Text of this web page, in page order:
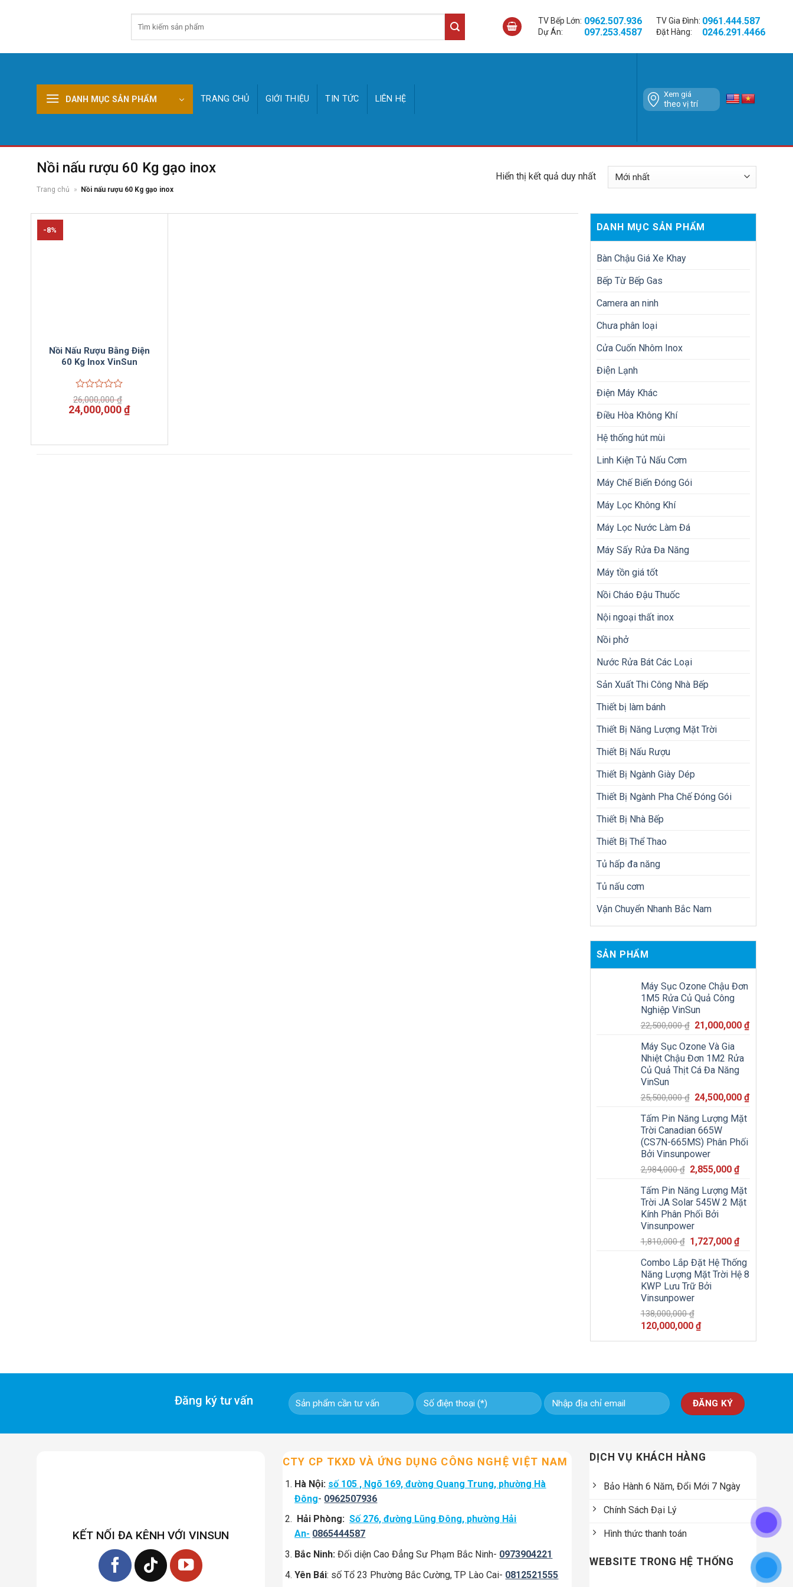
kiếm:
TV Bếp Lớn: 0962.507.936 TV Gia Đình: 0961.444.587
Dự Án: 097.253.4587 Đặt Hàng: 0246.291.4466
DANH MỤC SẢN PHẨM TRANG CHỦ GIỚI THIỆU TIN TỨC LIÊN HỆ Xem giá
theo vị trí
Nồi nấu rượu 60 Kg gạo inox
Trang chủ » Nồi nấu rượu 60 Kg gạo inox
Hiển thị kết quả duy nhất
-8%
Nồi Nấu Rượu Bằng Điện
60 Kg Inox VinSun
Được
xếp
hạng
sao
26,000,000₫
Giá
gốc
24,000,000₫Giá
DANH MỤC SẢN PHẨM
Bàn Chậu Giá Xe Khay
Bếp Từ Bếp Gas
Camera an ninh
Chưa phân loại
Cửa Cuốn Nhôm Inox
Điện Lạnh
Điện Máy Khác
Điều Hòa Không Khí
Hệ thống hút mùi
Linh Kiện Tủ Nấu Cơm
Máy Chế Biến Đóng Gói
Máy Lọc Không Khí
Máy Lọc Nước Làm Đá
Máy Sấy Rửa Đa Năng
Máy tồn giá tốt
Nồi Cháo Đậu Thuốc
Nội ngoại thất inox
Nồi phở
Nước Rửa Bát Các Loại
Sản Xuất Thi Công Nhà Bếp
Thiết bị làm bánh
Thiết Bị Năng Lượng Mặt Trời
Thiết Bị Nấu Rượu
Thiết Bị Ngành Giày Dép
Thiết Bị Ngành Pha Chế Đóng Gói
Thiết Bị Nhà Bếp
Thiết Bị Thể Thao
Tủ hấp đa năng
Tủ nấu cơm
Vận Chuyển Nhanh Bắc Nam
SẢN PHẨM
Máy Sục Ozone Chậu Đơn
1M5 Rửa Củ Quả Công
Nghiệp VinSun
22,500,000₫ Giá
là:
22,500,000 ₫.
21,000,000₫Giá
Máy Sục Ozone Và Gia
Nhiệt Chậu Đơn 1M2 Rửa
Củ Quả Thịt Cá Đa Năng
VinSun
25,500,000₫ Giá
là:
25,500,000 ₫.
24,500,000₫Giá
Tấm Pin Năng Lượng Mặt
Trời Canadian 665W
(CS7N-665MS) Phân Phối
Bởi Vinsunpower
2,984,000₫ Giá
là:
2,984,000 ₫.
2,855,000₫Giá
tại
là:
Tấm Pin Năng Lượng Mặt
Trời JA Solar 545W 2 Mặt
Kính Phân Phối Bởi
Vinsunpower
1,810,000₫ Giá
là:
1,810,000 ₫.
1,727,000₫Giá
tại
là:
Combo Lắp Đặt Hệ Thống
Năng Lượng Mặt Trời Hệ 8
KWP Lưu Trữ Bởi
Vinsunpower
138,000,000₫
Giá
120,000,000 ₫Giá
120,000,000 ₫.
Đăng ký tư vấn
KẾT NỐI ĐA KÊNH VỚI VINSUN
CTY CP TKXD VÀ ỨNG DỤNG CÔNG NGHỆ VIỆT NAM
Hà Nội: số 105 , Ngõ 169, đường Quang Trung, phường Hà
Đông- 0962507936
Hải Phòng:Số 276, đường Lũng Đông, phường Hải
An- 0865444587
Bắc Ninh:Đối diện Cao Đẳng Sư Phạm Bắc Ninh- 0973904221
Yên Bái: số Tổ 23 Phường Bắc Cường, TP Lào Cai- 0812521555
DỊCH VỤ KHÁCH HÀNG
Bảo Hành 6 Năm, Đổi Mới 7 Ngày
Chính Sách Đại Lý
Hình thức thanh toán
WEBSITE TRONG HỆ THỐNG